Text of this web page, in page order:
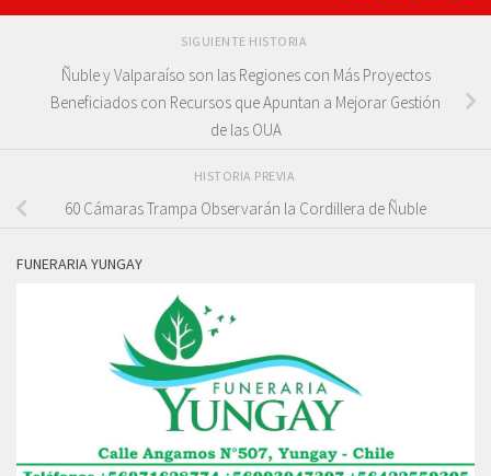
SIGUIENTE HISTORIA
Ñuble y Valparaíso son las Regiones con Más Proyectos
Beneficiados con Recursos que Apuntan a Mejorar Gestión
de las OUA
HISTORIA PREVIA
60 Cámaras Trampa Observarán la Cordillera de Ñuble
FUNERARIA YUNGAY